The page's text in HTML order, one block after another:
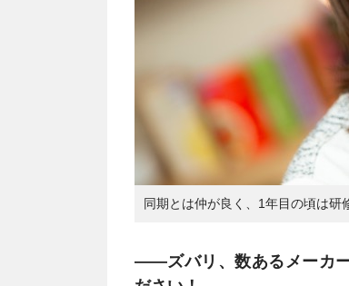
同期とは仲が良く、1年目の頃は研
――ズバリ、数あるメーカー